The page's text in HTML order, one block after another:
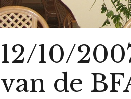
12/10/
van de